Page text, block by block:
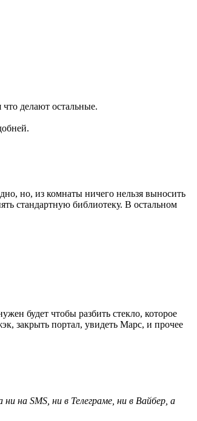
делают остальные.
но, из комнаты ничего нельзя выносить
стандартную библиотеку. В остальном
будет чтобы разбить стекло, которое
закрыть портал, увидеть Марс, и прочее
на SMS, ни в Телеграме, ни в Вайбер, а